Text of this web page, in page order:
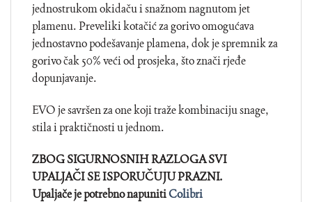
jednostrukom okidaču i snažnom nagnutom jet
plamenu. Preveliki kotačić za gorivo omogućava
jednostavno podešavanje plamena, dok je spremnik za
gorivo čak 50% veći od prosjeka, što znači rjeđe
dopunjavanje.
EVO je savršen za one koji traže kombinaciju snage,
stila i praktičnosti u jednom.
ZBOG SIGURNOSNIH RAZLOGA SVI
UPALJAČI SE ISPORUČUJU PRAZNI.
Upaljače je potrebno napunitiColibri